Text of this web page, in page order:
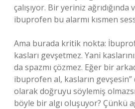
çalışıyor. Bir yeriniz
ibuprofen bu alarmı kısmen
Ama burada kritik nokta:
kasları gevşetmez. Yani
da spazmı çözmez. Eğer bir
ibuprofen al, kasların
olarak doğruyu söylemiş
böyle bir algı oluşuyor? Çünkü